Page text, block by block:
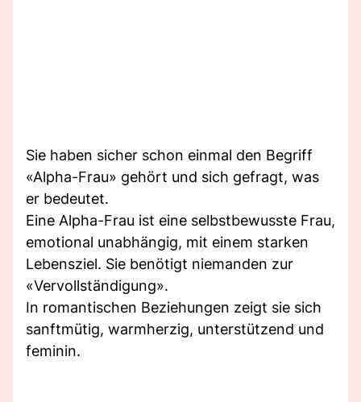
Sie haben sicher schon einmal den Begriff
«Alpha-Frau» gehört und sich gefragt, was
er bedeutet.
Eine Alpha-Frau ist eine selbstbewusste Frau,
emotional unabhängig, mit einem starken
Lebensziel. Sie benötigt niemanden zur
«Vervollständigung».
In romantischen Beziehungen zeigt sie sich
sanftmütig, warmherzig, unterstützend und
feminin.